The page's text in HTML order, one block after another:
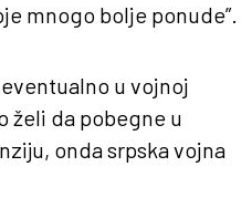
mnogo bolje ponude”.
u vojnoj
želi da pobegne u
onda srpska vojna